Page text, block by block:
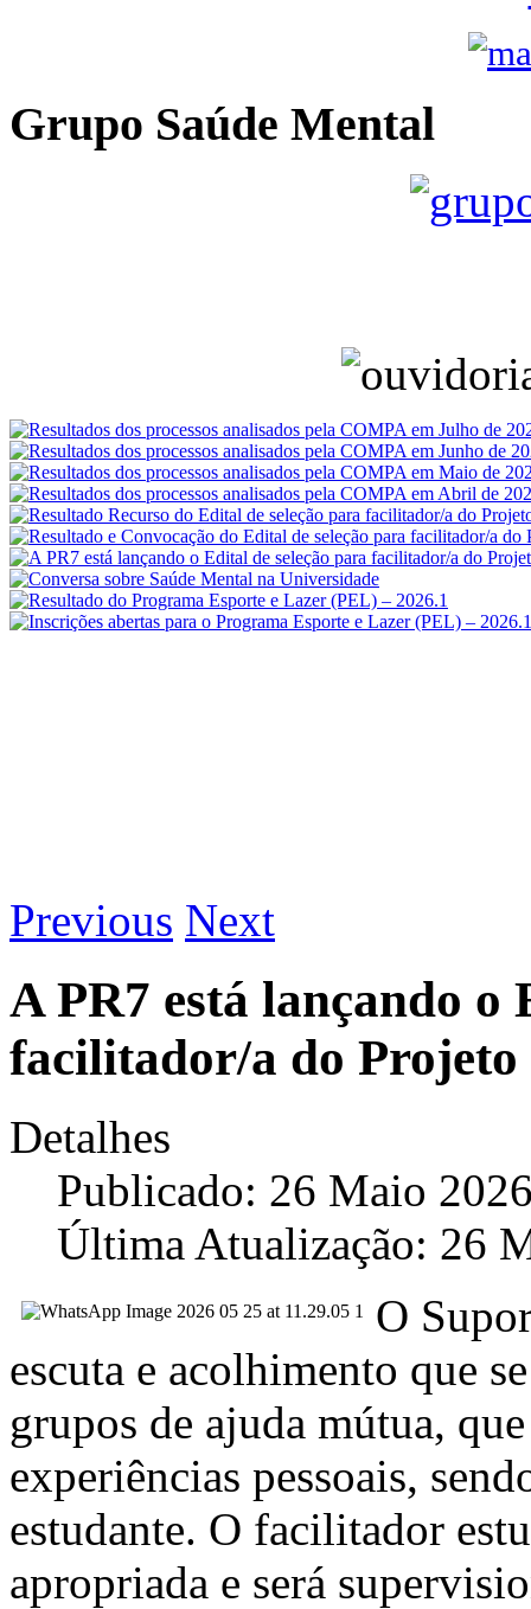
Grupo Saúde Mental
Previous Next
A PR7 está lançando o
facilitador/a do Projeto
Detalhes
Publicado: 26 Maio
Última Atualização: 26
O
escuta e acolhimento que
grupos de ajuda mútua,
experiências pessoais,
estudante. O facilitador
apropriada e será